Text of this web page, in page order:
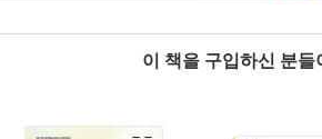
이 책을 구입하신 분